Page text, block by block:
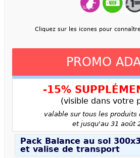
Cliquez sur les icones pour
PROMO
-15%
(visible dans votre
valable sur tous les produits
et jusqu'au 31 août
Pack Balance au sol
et valise de transport